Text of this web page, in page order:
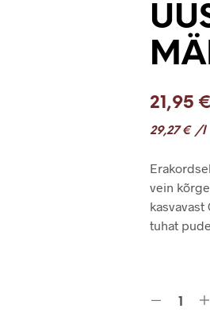
21,95€
29,27€ /l
vein
tuhat